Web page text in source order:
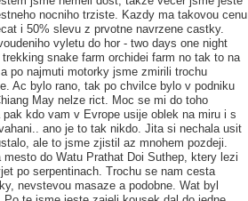
nocniho trziste. Kazdy ma takovou cenu
i 50% slevu z prvotne navrzene castky.
vyletu do hor - two days one night
snake farm orchidei farm no tak to na
po najmuti motorky jsme zmirili trochu
Ac bylo rano, tak po chvilce bylo v podniku
May nelze rict. Moc se mi do toho
kdo vam v Evrope usije oblek na miru i s
ano je to tak nikdo. Jita si nechala usit
ale to jsme zjistil az mnohem pozdeji.
do Watu Prathat Doi Suthep, ktery lezi
po serpentinach. Trochu se nam cesta
nevstevou masaze a podobne. Wat byl